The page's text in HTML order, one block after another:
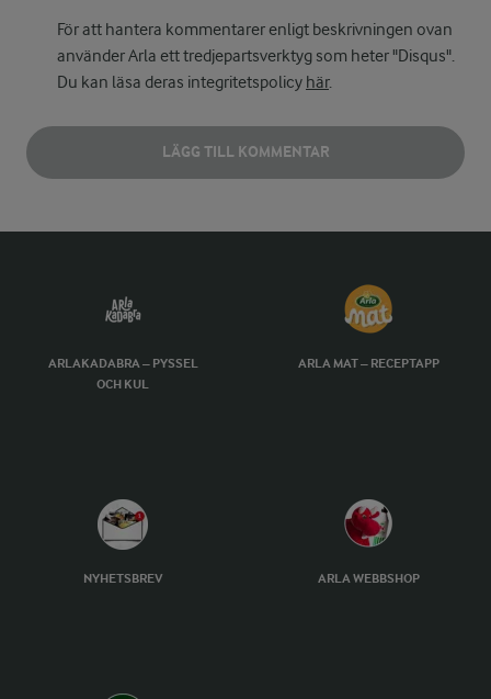
För att hantera kommentarer enligt beskrivningen ovan
använder Arla ett tredjepartsverktyg som heter "Disqus".
Du kan läsa deras integritetspolicy här.
LÄGG TILL KOMMENTAR
ARLAKADABRA – PYSSEL
OCH KUL
ARLA MAT – RECEPTAPP
NYHETSBREV ARLA WEBBSHOP